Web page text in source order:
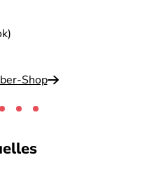
Shop